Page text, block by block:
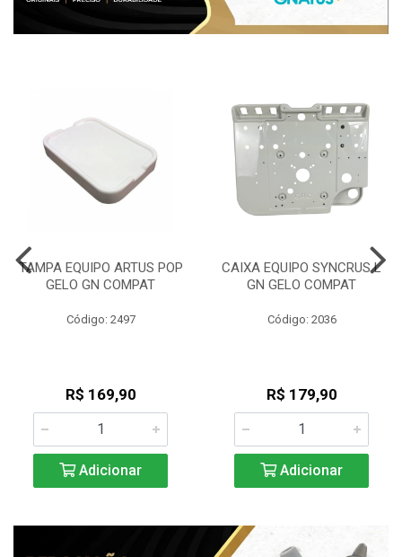
TAMPA EQUIPO ARTUS POP
GELO GN COMPAT
Código: 2497
R$ 169,90
Adicionar
CAIXA EQUIPO SYNCRUS L
GN GELO COMPAT
Código: 2036
R$ 179,90
Adicionar